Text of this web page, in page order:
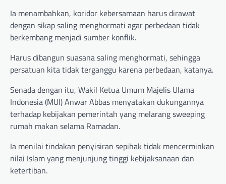
Ia menambahkan, koridor kebersamaan harus dirawat
dengan sikap saling menghormati agar perbedaan tidak
berkembang menjadi sumber konflik.
Harus dibangun suasana saling menghormati, sehingga
persatuan kita tidak terganggu karena perbedaan, katanya.
Senada dengan itu, Wakil Ketua Umum Majelis Ulama
Indonesia (MUI) Anwar Abbas menyatakan dukungannya
terhadap kebijakan pemerintah yang melarang sweeping
rumah makan selama Ramadan.
Ia menilai tindakan penyisiran sepihak tidak mencerminkan
nilai Islam yang menjunjung tinggi kebijaksanaan dan
ketertiban.